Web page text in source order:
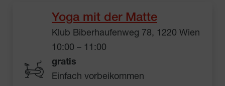
Yoga mit der Matte
Klub Biberhaufenweg 78, 1220 Wien
10:00 – 11:00
gratis
Einfach vorbeikommen